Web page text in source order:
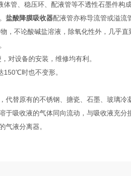
管、稳压环、配液管等不透性石墨件构
盐酸降膜吸收器配液管亦称导流管或溢流
，不论酸碱盐溶液，除氧化性外，几乎
对设备的安装，维修均有利。
时也不变形。
替原有的不锈钢、搪瓷、石墨、玻璃冷
吸收液的气体同向流动，与吸收液充分
气液分离器。